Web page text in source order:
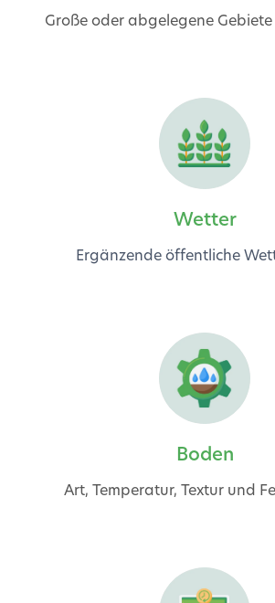
Große oder abgelegene
Wetter
Ergänzende öffentliche
Boden
Art, Temperatur, Textur und